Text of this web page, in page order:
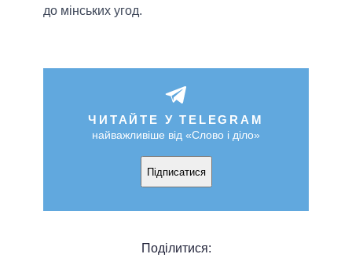
до мінських угод.
ЧИТАЙТЕ У TELEGRAM
найважливіше від «Слово і діло»
Підписатися
Поділитися: